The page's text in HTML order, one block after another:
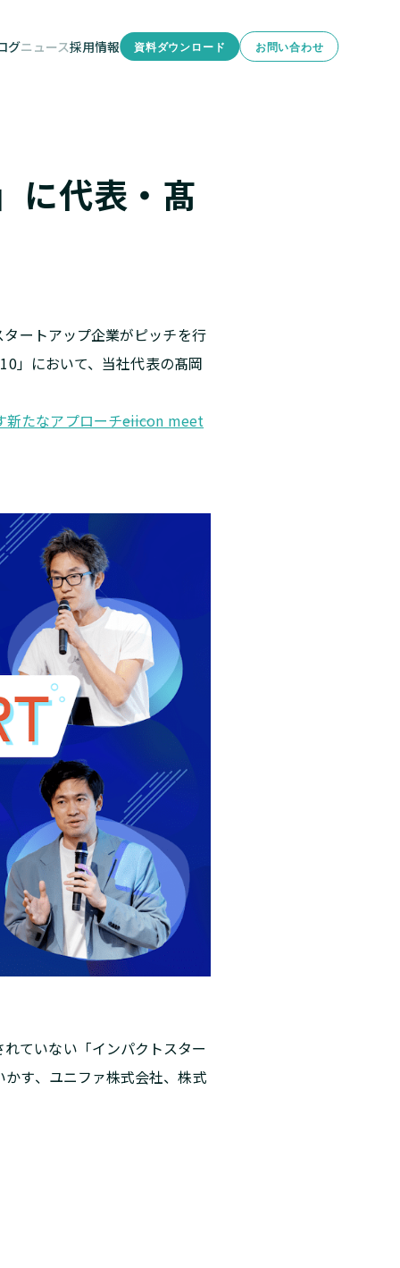
グニュース採用情報 資料ダウンロード お問い合わせ
代表・髙
ートアップ企業がピッチを行
」において、当社代表の髙岡
たなアプローチ――eiicon meet
ていない「インパクトスター
す、ユニファ株式会社、株式